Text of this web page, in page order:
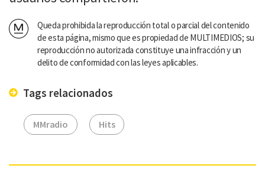
Queda prohibida la reproducción total o parcial del contenido
de esta página, mismo que es propiedad de MULTIMEDIOS; su
reproducción no autorizada constituye una infracción y un
delito de conformidad con las leyes aplicables.
Tags relacionados
MMradio Hits